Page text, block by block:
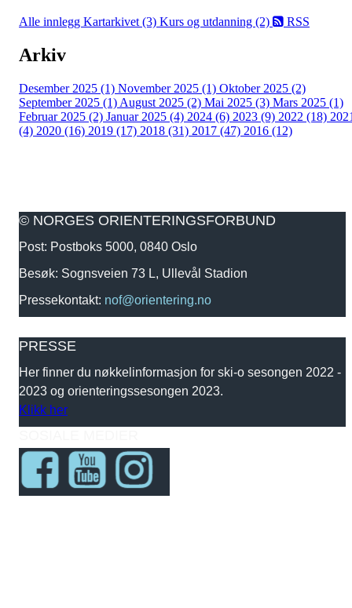
Alle innlegg Kartarkivet (3) Kurs og utdanning (2) RSS
Arkiv
Desember 2025 (1) November 2025 (1) Oktober 2025 (2)
September 2025 (1) August 2025 (2) Mai 2025 (3) Mars 2025 (1)
Februar 2025 (2) Januar 2025 (4) 2024 (6) 2023 (9) 2022 (18)
(4) 2020 (16) 2019 (17) 2018 (31) 2017 (47) 2016 (12)
© NORGES ORIENTERINGSFORBUND
Post: Postboks 5000, 0840 Oslo
Besøk: Sognsveien 73 L, Ullevål Stadion
Pressekontakt: nof@orientering.no
PRESSE
Her finner du nøkkelinformasjon for ski-o sesongen 2022 -
2023 og orienteringssesongen 2023.
Klikk her